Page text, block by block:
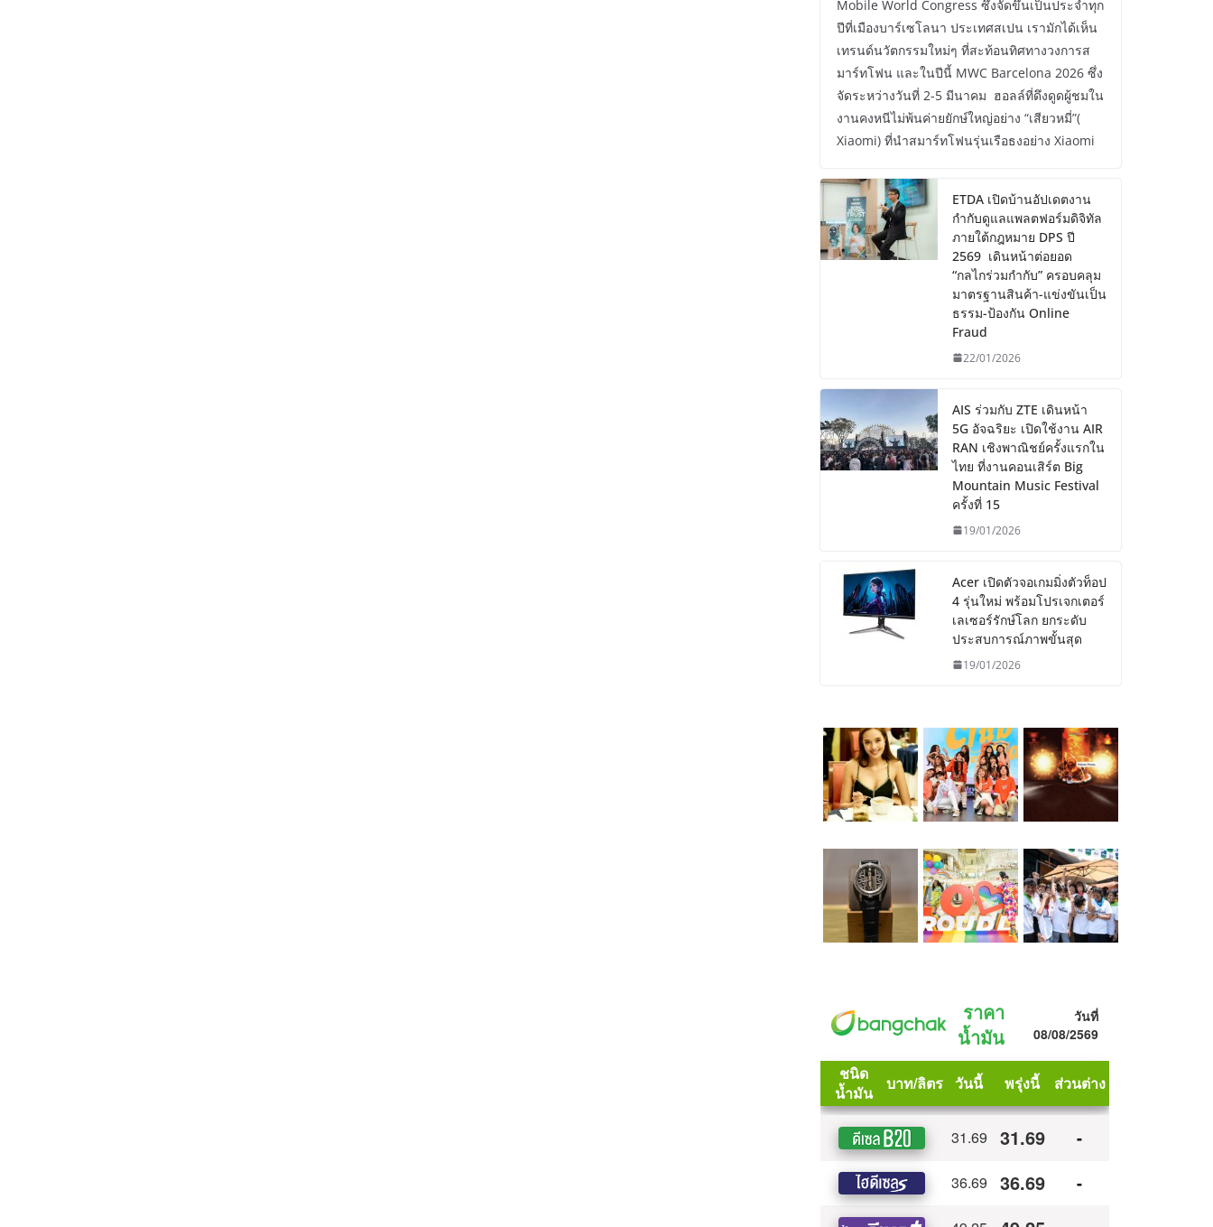
Mobile World Congress ซึ่งจัดขึ้นเป็นประจำทุก
ปีที่เมืองบาร์เซโลนา ประเทศสเปน เรามักได้เห็น
เทรนด์นวัตกรรมใหม่ๆ ที่สะท้อนทิศทางวงการส
มาร์ทโฟน และในปีนี้ MWC Barcelona 2026 ซึ่ง
จัดระหว่างวันที่ 2-5 มีนาคม ฮอลล์ที่ดึงดูดผู้ชมใน
งานคงหนีไม่พ้นค่ายยักษ์ใหญ่อย่าง “เสียวหมี่”(
Xiaomi) ที่นำสมาร์ทโฟนรุ่นเรือธงอย่าง Xiaomi
ETDA เปิดบ้านอัปเดตงาน
กำกับดูแลแพลตฟอร์มดิจิทัล
ภายใต้กฎหมาย DPS ปี
2569 เดินหน้าต่อยอด
“กลไกร่วมกำกับ” ครอบคลุม
มาตรฐานสินค้า-แข่งขันเป็น
ธรรม-ป้องกัน Online
Fraud
22/01/2026
AIS ร่วมกับ ZTE เดินหน้า
5G อัจฉริยะ เปิดใช้งาน AIR
RAN เชิงพาณิชย์ครั้งแรกใน
ไทย ที่งานคอนเสิร์ต Big
Mountain Music Festival
ครั้งที่ 15
19/01/2026
Acer เปิดตัวจอเกมมิ่งตัวท็อป
4 รุ่นใหม่ พร้อมโปรเจกเตอร์
เลเซอร์รักษ์โลก ยกระดับ
ประสบการณ์ภาพขั้นสุด
19/01/2026